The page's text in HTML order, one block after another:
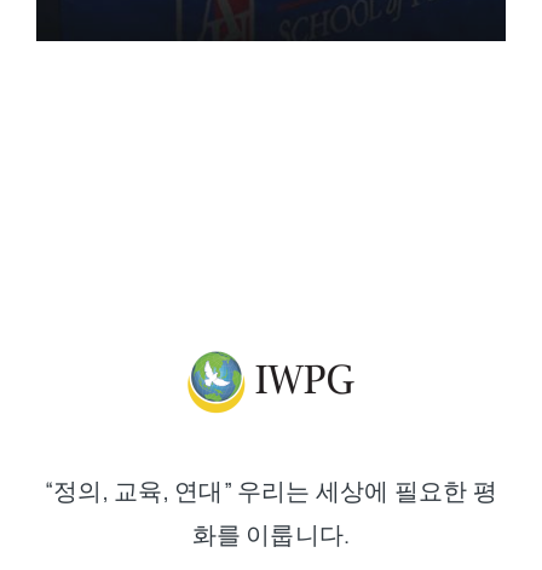
“정의, 교육, 연대” 우리는 세상에 필요한 평
화를 이룹니다.